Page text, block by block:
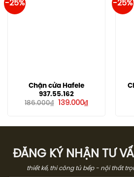
-25%
Chặn cửa Hafele
937.55.162
186.000₫
Giá
139.000₫Giá
139.000₫.
-25%
ĐĂNG KÝ NHẬN TƯ
thiết kế, thi công tủ bếp - nội thất